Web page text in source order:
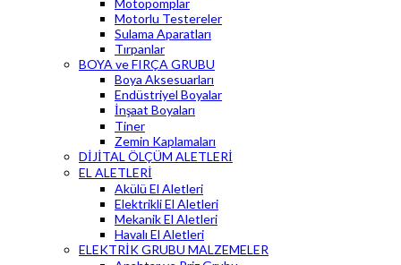
Motorlu Testereler
Sulama Aparatları
Tırpanlar
BOYA ve FIRÇA GRUBU
Boya Aksesuarları
Endüstriyel Boyalar
İnşaat Boyaları
Tiner
Zemin Kaplamaları
DİJİTAL ÖLÇÜM ALETLERİ
EL ALETLERİ
Akülü El Aletleri
Elektrikli El Aletleri
Mekanik El Aletleri
Havalı El Aletleri
ELEKTRİK GRUBU MALZEMELER